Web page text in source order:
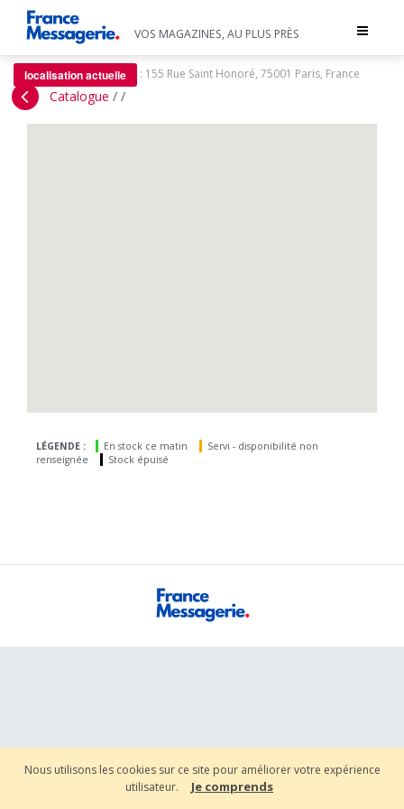
Nous utilisons les cookies sur ce site pour améliorer votre expérience
utilisateur.
Je comprends
Toggle
VOS MAGAZINES, AU PLUS PRÈS
localisation actuelle : 155 Rue Saint Honoré, 75001 Paris, France
Catalogue / /
LÉGENDE : En stock ce matin
Servi - disponibilité non
renseignée
Stock épuisé